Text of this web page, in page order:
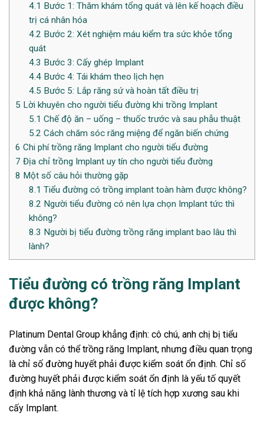
4.1 Bước 1: Thăm khám tổng quát và lên kế hoạch điều
trị cá nhân hóa
4.2 Bước 2: Xét nghiệm máu kiểm tra sức khỏe tổng
quát
4.3 Bước 3: Cấy ghép Implant
4.4Bước 4: Tái khám theo lịch hẹn
4.5 Bước 5: Lắp răng sứ và hoàn tất điều trị
5 Lời khuyên cho người tiểu đường khi trồng Implant
5.1 Chế độ ăn – uống – thuốc trước và sau phẫu thuật
5.2 Cách chăm sóc răng miệng để ngăn biến chứng
6 Chi phí trồng răng Implant cho người tiểu đường
7 Địa chỉ trồng Implant uy tín cho người tiểu đường
8 Một số câu hỏi thường gặp
8.1 Tiểu đường có trồng implant toàn hàm được không?
8.2 Người tiểu đường có nên lựa chọn Implant tức thì
không?
8.3 Người bị tiểu đường trồng răng implant bao lâu thì
lành?
Tiểu đường có trồng răng Implant
được không?
Platinum Dental Group khẳng định: cô chú, anh chị bị tiểu
đường vẫn có thể trồng răng Implant, nhưng điều quan trọng
là chỉ số đường huyết phải được kiểm soát ổn định. Chỉ số
đường huyết phải được kiểm soát ổn định là yếu tố quyết
định khả năng lành thương và tỉ lệ tích hợp xương sau khi
cấy Implant.